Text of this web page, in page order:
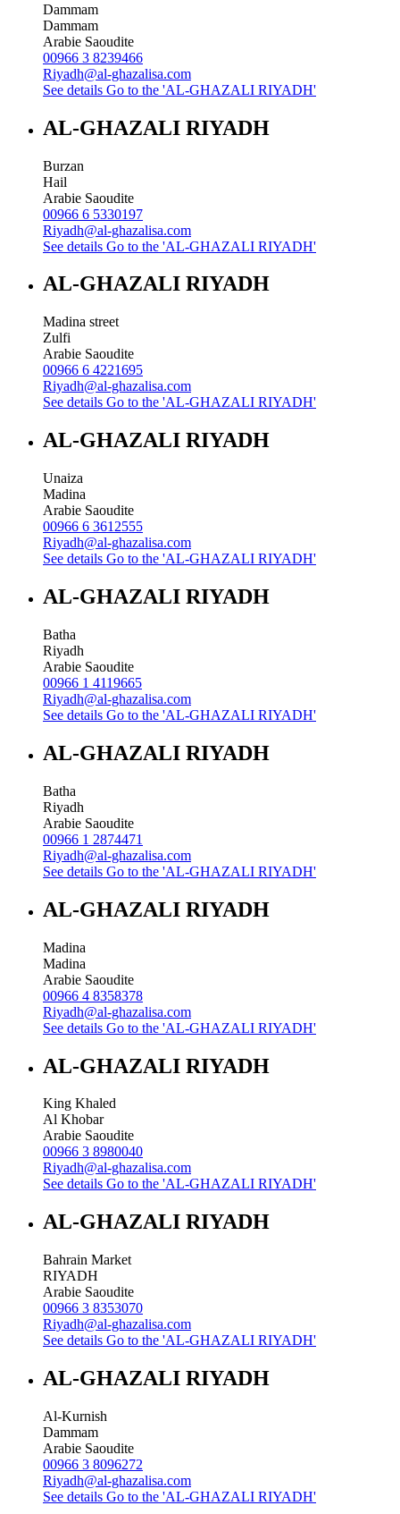
Dammam
Dammam
Arabie Saoudite
00966 3 8239466
Riyadh@al-ghazalisa.com
See details Go to the 'AL-GHAZALI RIYADH'
AL-GHAZALI RIYADH
Burzan
Hail
Arabie Saoudite
00966 6 5330197
Riyadh@al-ghazalisa.com
See details Go to the 'AL-GHAZALI RIYADH'
AL-GHAZALI RIYADH
Madina street
Zulfi
Arabie Saoudite
00966 6 4221695
Riyadh@al-ghazalisa.com
See details Go to the 'AL-GHAZALI RIYADH'
AL-GHAZALI RIYADH
Unaiza
Madina
Arabie Saoudite
00966 6 3612555
Riyadh@al-ghazalisa.com
See details Go to the 'AL-GHAZALI RIYADH'
AL-GHAZALI RIYADH
Batha
Riyadh
Arabie Saoudite
00966 1 4119665
Riyadh@al-ghazalisa.com
See details Go to the 'AL-GHAZALI RIYADH'
AL-GHAZALI RIYADH
Batha
Riyadh
Arabie Saoudite
00966 1 2874471
Riyadh@al-ghazalisa.com
See details Go to the 'AL-GHAZALI RIYADH'
AL-GHAZALI RIYADH
Madina
Madina
Arabie Saoudite
00966 4 8358378
Riyadh@al-ghazalisa.com
See details Go to the 'AL-GHAZALI RIYADH'
AL-GHAZALI RIYADH
King Khaled
Al Khobar
Arabie Saoudite
00966 3 8980040
Riyadh@al-ghazalisa.com
See details Go to the 'AL-GHAZALI RIYADH'
AL-GHAZALI RIYADH
Bahrain Market
RIYADH
Arabie Saoudite
00966 3 8353070
Riyadh@al-ghazalisa.com
See details Go to the 'AL-GHAZALI RIYADH'
AL-GHAZALI RIYADH
Al-Kurnish
Dammam
Arabie Saoudite
00966 3 8096272
Riyadh@al-ghazalisa.com
See details Go to the 'AL-GHAZALI RIYADH'